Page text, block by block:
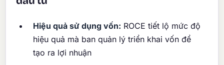
Hiệu quả sử dụng vốn: ROCE tiết lộ mức độ
hiệu quả mà ban quản lý triển khai vốn để
tạo ra lợi nhuận